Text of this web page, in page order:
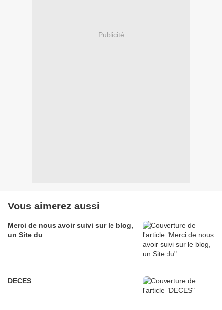
Publicité
Vous aimerez aussi
Merci de nous avoir suivi sur le blog,
un Site du
DECES